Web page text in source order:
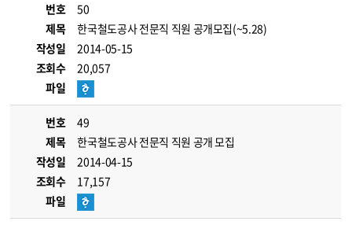
번호
50
제목
한국철도공사 전문직 직원 공개모집(~5.28)
작성일
2014-05-15
조회수
20,057
파일
번호
49
제목
한국철도공사 전문직 직원 공개 모집
작성일
2014-04-15
조회수
17,157
파일